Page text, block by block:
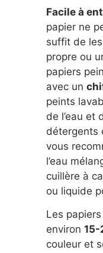
Facile à
papier ne
suffit de
propre ou
papiers
avec un
peints
de l’eau et
détergents
vous
l’eau
cuillère à
ou liquide
Les
environ 15-
couleur et